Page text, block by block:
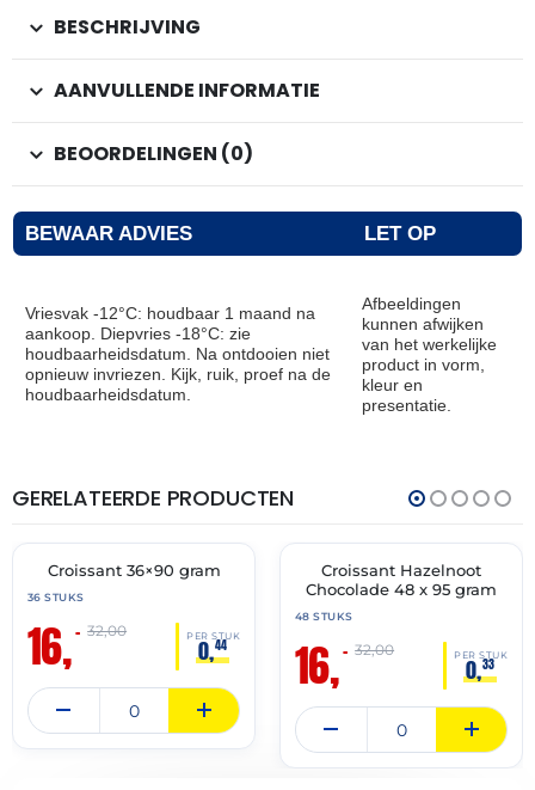
BESCHRIJVING
AANVULLENDE INFORMATIE
BEOORDELINGEN (0)
BEWAAR ADVIES LET OP
Vriesvak -12°C: houdbaar 1 maand na
aankoop. Diepvries -18°C: zie
houdbaarheidsdatum. Na ontdooien niet
opnieuw invriezen. Kijk, ruik, proef na de
houdbaarheidsdatum.
Afbeeldingen
kunnen afwijken
van het werkelijke
product in vorm,
kleur en
presentatie.
GERELATEERDE PRODUCTEN
🔥 OP=OP
THT:
30-
Croissant 36×90 gram
36 STUKS
16,– PER STUK
0,44
32,00
🔥 OP=OP
Croissant Hazelnoot
Chocolade 48 x 95 gram
48 STUKS
16,– PER STUK
0,33
32,00